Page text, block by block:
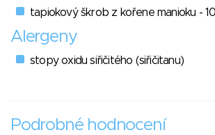
tapiokový škrob z kořene manioku -
Alergeny
stopy oxidu siřičitého (siřičitanu)
Podrobné hodnocení